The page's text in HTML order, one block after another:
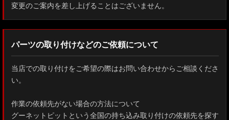
変更のご案内を差し上げることはございません。
パーツの取り付けなどのご依頼について
当店での取り付けをご希望の際はお問い合わせからご相談くださ
い。
作業の依頼先がない場合の方法について
グーネットピットという全国の持ち込み取り付けの依頼先を探す